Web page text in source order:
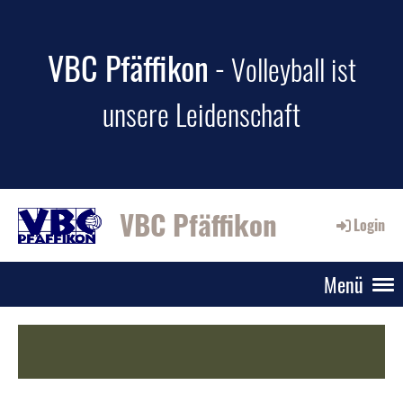
VBC Pfäffikon-Volleyball ist
unsere Leidenschaft
VBC Pfäffikon Login
Menü